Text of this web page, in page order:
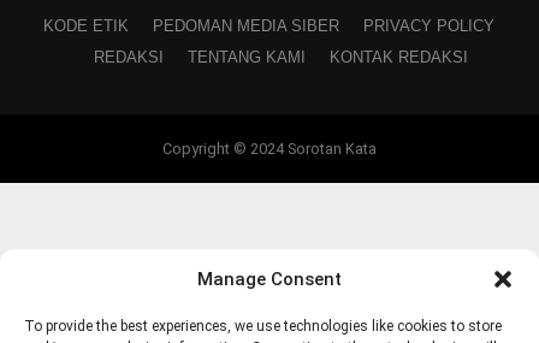
Manage Consent
To provide the best experiences, we use technologies like cookies to store
KODE ETIK PEDOMAN MEDIA SIBER
PRIVACY POLICY
REDAKSI
TENTANG KAMI KONTAK REDAKSI
Copyright © 2024 Sorotan Kata